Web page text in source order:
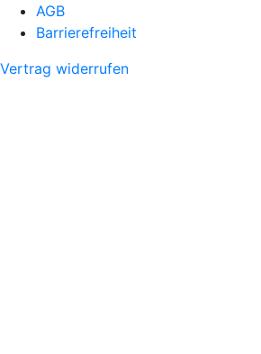
AGB
Barrierefreiheit
Vertrag widerrufen